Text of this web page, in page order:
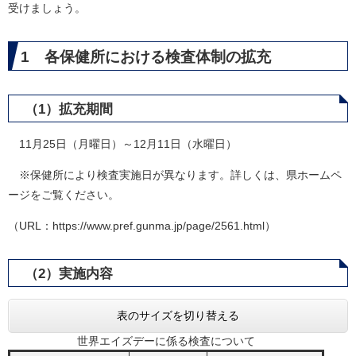
受けましょう。
1 各保健所における検査体制の拡充
（1）拡充期間
11月25日（月曜日）～12月11日（水曜日）
※保健所により検査実施日が異なります。詳しくは、県ホームペ
ージをご覧ください。
（URL：https://www.pref.gunma.jp/page/2561.html）
（2）実施内容
表のサイズを切り替える
世界エイズデーに係る検査について